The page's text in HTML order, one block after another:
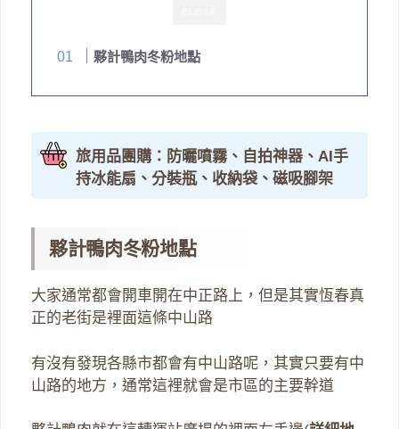
夥計鴨肉冬粉地點
旅用品團購：防曬噴霧、自拍神器、AI手
持冰能扇、分裝瓶、收納袋、磁吸腳架
夥計鴨肉冬粉地點
大家通常都會開車開在中正路上，但是其實恆春真
正的老街是裡面這條中山路
有沒有發現各縣市都會有中山路呢，其實只要有中
山路的地方，通常這裡就會是市區的主要幹道